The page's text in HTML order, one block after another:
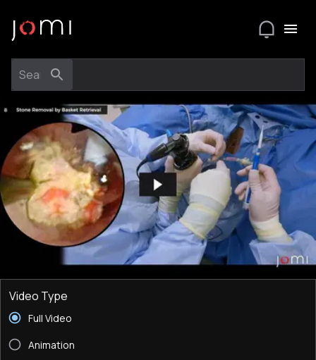
Video Type
Full Video
Animation